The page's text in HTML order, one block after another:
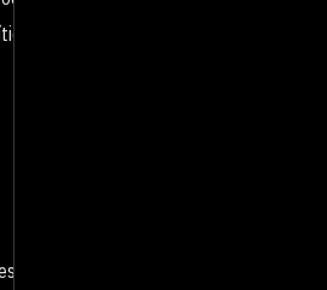
e econômica do país, as ações dos
de imersão, você já terá